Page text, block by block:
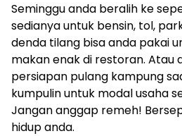
Seminggu anda beralih ke
sedianya untuk bensin, tol,
denda tilang bisa anda pakai
makan enak di restoran. Atau
persiapan pulang kampung
kumpulin untuk modal usaha
Jangan anggap remeh!
hidup anda.